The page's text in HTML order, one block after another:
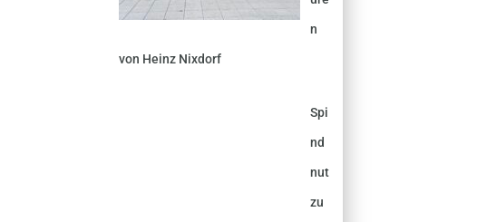
n
von Heinz Nixdorf
Spi
nd
nut
zu